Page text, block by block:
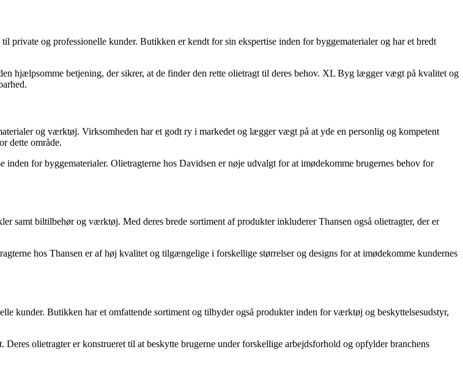
og professionelle kunder. Butikken er kendt for sin ekspertise inden for byggematerialer og har et bredt
hjælpsomme betjening, der sikrer, at de finder den rette olietragt til deres behov. XL Byg lægger vægt på kvalitet og
og værktøj. Virksomheden har et godt ry i markedet og lægger vægt på at yde en personlig og kompetent
dette område.
for byggematerialer. Olietragterne hos Davidsen er nøje udvalgt for at imødekomme brugernes behov for
samt biltilbehør og værktøj. Med deres brede sortiment af produkter inkluderer Thansen også olietragter, der er
hos Thansen er af høj kvalitet og tilgængelige i forskellige størrelser og designs for at imødekomme kundernes
kunder. Butikken har et omfattende sortiment og tilbyder også produkter inden for værktøj og beskyttelsesudstyr,
olietragter er konstrueret til at beskytte brugerne under forskellige arbejdsforhold og opfylder branchens